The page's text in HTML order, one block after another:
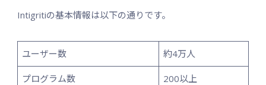
Intigritiの基本情報は以下の通りです。
ユーザー数 約4万人
プログラム数 200以上